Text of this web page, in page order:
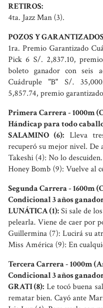
RETIROS:
4ta. Jazz Man (3).
POZOS Y
1ra. Premio Garantizado
Pick 6 S/. 2,837.10,
boleto ganador con seis
Cuádruple "B" S/.
5,857.74, premio
Primera Carrera - 1000m
Hándicap para todo
SALAMINO (6): Lleva
recuperó su mejor nivel. De
Takeshi (4): No lo
Honey Bomb (9): Vuelve al
Segunda Carrera - 1600m
Condicional 3 años
LUNÁTICA (1):Si sale de
pelearla. Viene de caer por
Guillermina (7): Lucirá su
Miss América (9): En
Tercera Carrera - 1000m
Condicional 3 años
GRATI (8): Le tocó buena
rematar bien. Cayó ante